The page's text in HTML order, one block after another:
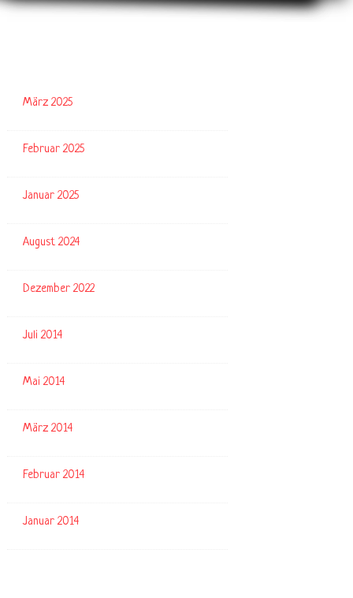
März 2025
Februar 2025
Januar 2025
August 2024
Dezember 2022
Juli 2014
Mai 2014
März 2014
Februar 2014
Januar 2014